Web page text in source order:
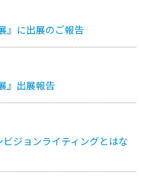
』に出展のご報告
』出展報告
ジョンライティングとはな